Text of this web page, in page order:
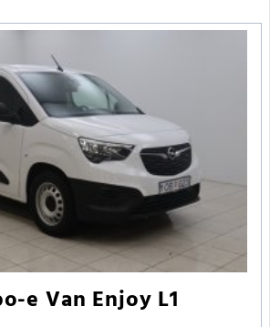
e Van Enjoy L1